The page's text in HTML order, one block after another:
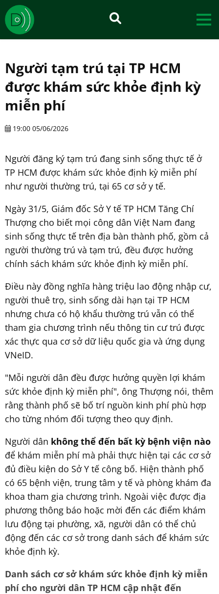
Người tạm trú tại TP HCM
được khám sức khỏe định kỳ
miễn phí
19:00 05/06/2026
Người đăng ký tạm trú đang sinh sống thực tế ở
TP HCM được khám sức khỏe định kỳ miễn phí
như người thường trú, tại 65 cơ sở y tế.
Ngày 31/5, Giám đốc Sở Y tế TP HCM Tăng Chí
Thượng cho biết mọi công dân Việt Nam đang
sinh sống thực tế trên địa bàn thành phố, gồm cả
người thường trú và tạm trú, đều được hưởng
chính sách khám sức khỏe định kỳ miễn phí.
Điều này đồng nghĩa hàng triệu lao động nhập cư,
người thuê trọ, sinh sống dài hạn tại TP HCM
nhưng chưa có hộ khẩu thường trú vẫn có thể
tham gia chương trình nếu thông tin cư trú được
xác thực qua cơ sở dữ liệu quốc gia và ứng dụng
VNeID.
"Mỗi người dân đều được hưởng quyền lợi khám
sức khỏe định kỳ miễn phí", ông Thượng nói, thêm
rằng thành phố sẽ bố trí nguồn kinh phí phù hợp
cho từng nhóm đối tượng theo quy định.
Người dân không thể đến bất kỳ bệnh viện nào
để khám miễn phí mà phải thực hiện tại các cơ sở
đủ điều kiện do Sở Y tế công bố. Hiện thành phố
có 65 bệnh viện, trung tâm y tế và phòng khám đa
khoa tham gia chương trình. Ngoài việc được địa
phương thông báo hoặc mời đến các điểm khám
lưu động tại phường, xã, người dân có thể chủ
động đến các cơ sở trong danh sách để khám sức
khỏe định kỳ.
Danh sách cơ sở khám sức khỏe định kỳ miễn
phí cho người dân TP HCM cập nhật đến